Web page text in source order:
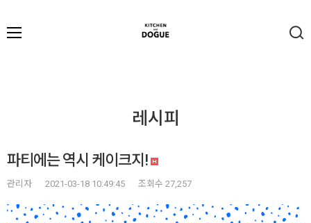
레시피
파티에는 역시 케이크지!
관리자 2021-03-18 10:49:45 조회수 27,257